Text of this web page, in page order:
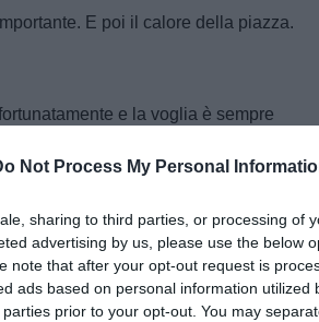
Not Process My Personal
sharing to third parties, or processing of
advertising by us, please use the below
note that after your opt-out request is
ads based on personal information utilized
prior to your opt-out. You may
E poi il calore della piazza.
e la voglia è sempre
di qualità e soprattutto di
squadra. Attiva